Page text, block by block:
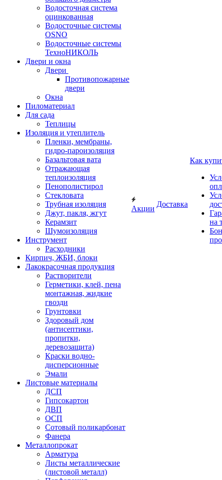
Водосточная система
оцинкованная
Водосточные системы
OSNO
Водосточные системы
ТехноНИКОЛЬ
Двери и окна
Двери
Противопожарные
двери
Окна
Пиломатериал
Для сада
Теплицы
Изоляция и утеплитель
Пленки, мембраны,
гидро-пароизоляция
Базальтовая вата
Отражающая
теплоизоляция
Пенополистирол
Стекловата
Трубная изоляция
Джут, пакля, жгут
Керамзит
Шумоизоляция
Инструмент
Расходники
Кирпич, ЖБИ, блоки
Лакокрасочная продукция
Растворители
Герметики, клей, пена
монтажная, жидкие
гвозди
Грунтовки
Здоровый дом
(антисептики,
пропитки,
деревозащита)
Краски водно-
дисперсионные
Эмали
Листовые материалы
ДСП
Гипсокартон
ДВП
ОСП
Сотовый поликарбонат
Фанера
Металлопрокат
Арматура
Листы металлические
(листовой металл)
Акции
Доставка
Как
на